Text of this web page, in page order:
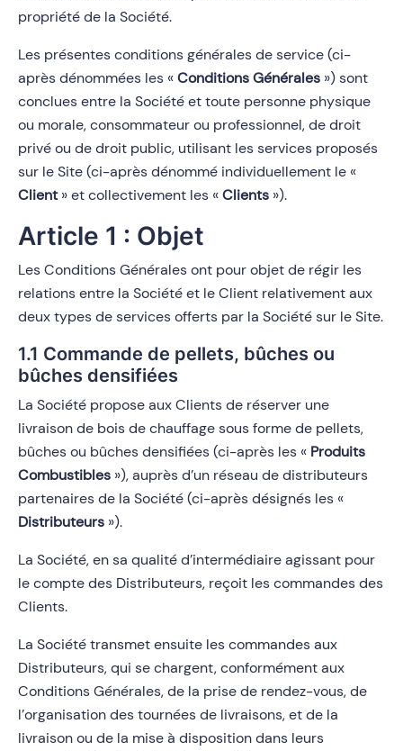
propriété de la Société.
Les présentes conditions générales de service (ci-
après dénommées les «Conditions Générales ») sont
conclues entre la Société et toute personne physique
ou morale, consommateur ou professionnel, de droit
privé ou de droit public, utilisant les services proposés
sur le Site (ci-après dénommé individuellement le «
Client» et collectivement les «Clients »).
Article 1 : Objet
Les Conditions Générales ont pour objet de régir les
relations entre la Société et le Client relativement aux
deux types de services offerts par la Société sur le Site.
1.1 Commande de pellets, bûches ou
bûches densifiées
La Société propose aux Clients de réserver une
livraison de bois de chauffage sous forme de pellets,
bûches ou bûches densifiées(ci-après les « Produits
Combustibles »), auprès d’un réseau de distributeurs
partenaires de la Société (ci-après désignés les «
Distributeurs »).
La Société, en sa qualité d’intermédiaire agissant pour
le compte des Distributeurs, reçoit les commandes des
Clients.
La Société transmet ensuite les commandes aux
Distributeurs, qui se chargent, conformément aux
Conditions Générales, de la prise de rendez-vous, de
l’organisation des tournées de livraisons, et de la
livraison ou de la mise à disposition dans leurs